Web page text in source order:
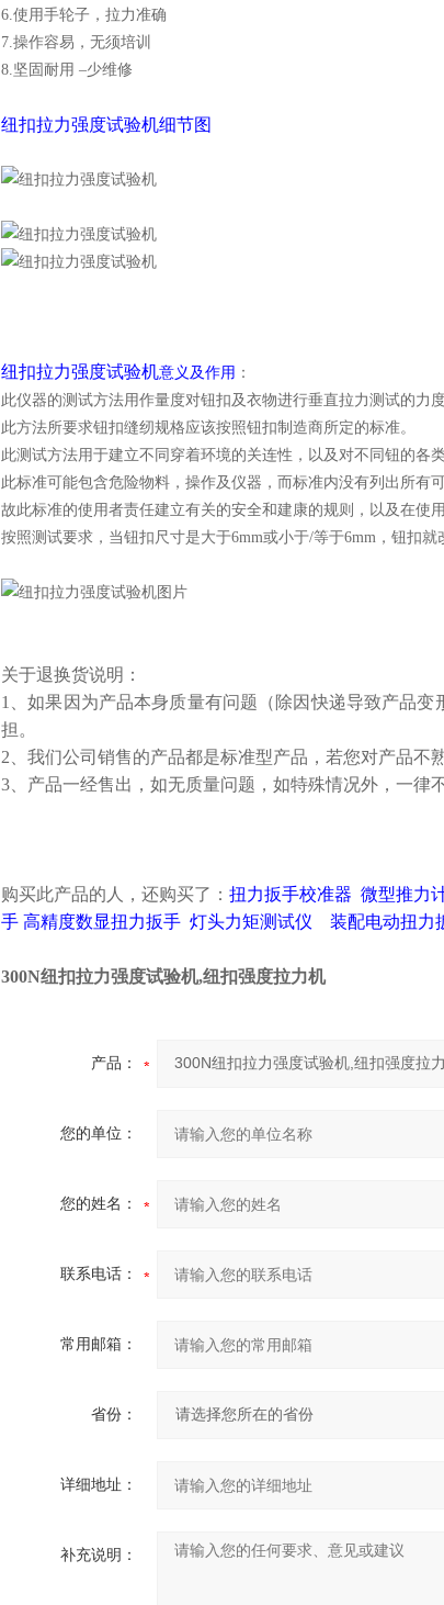
6.使用手轮子，拉力准确
7.操作容易，无须培训
8.坚固耐用 –少维修
纽扣拉力强度试验机细节图
纽扣拉力强度试验机意义及作用 ：
此仪器的测试方法用作量度对钮扣及衣物进行垂直拉力测试的力
此方法所要求钮扣缝纫规格应该按照钮扣制造商所定的标准。
此测试方法用于建立不同穿着环境的关连性，以及对不同钮的各
此标准可能包含危险物料，操作及仪器，而标准内没有列出所有
故此标准的使用者责任建立有关的安全和建康的规则，以及在使
按照测试要求，当钮扣尺寸是大于6mm或小于/等于6mm，钮扣就
关于退换货说明：
1、如果因为产品本身质量有问题（除因快递导致产品
担。
2、我们公司销售的产品都是标准型产品，若您对产品不
3、产品一经售出，如无质量问题，如特殊情况外，一律
购买此产品的人，还购买了： 扭力扳手校准器 微型推力
手 高精度数显扭力扳手 灯头力矩测试仪 装配电动扭力
300N纽扣拉力强度试验机,纽扣强度拉力机
产品：
您的单位：
您的姓名：
联系电话：
常用邮箱：
省份：
详细地址：
补充说明：